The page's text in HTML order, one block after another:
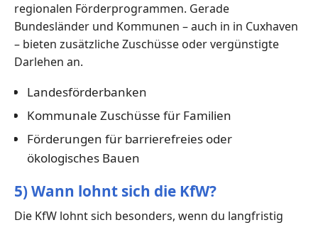
regionalen Förderprogrammen. Gerade
Bundesländer und Kommunen – auch in in Cuxhaven
– bieten zusätzliche Zuschüsse oder vergünstigte
Darlehen an.
Landesförderbanken
Kommunale Zuschüsse für Familien
Förderungen für barrierefreies oder
ökologisches Bauen
5) Wann lohnt sich die KfW?
Die KfW lohnt sich besonders, wenn du langfristig